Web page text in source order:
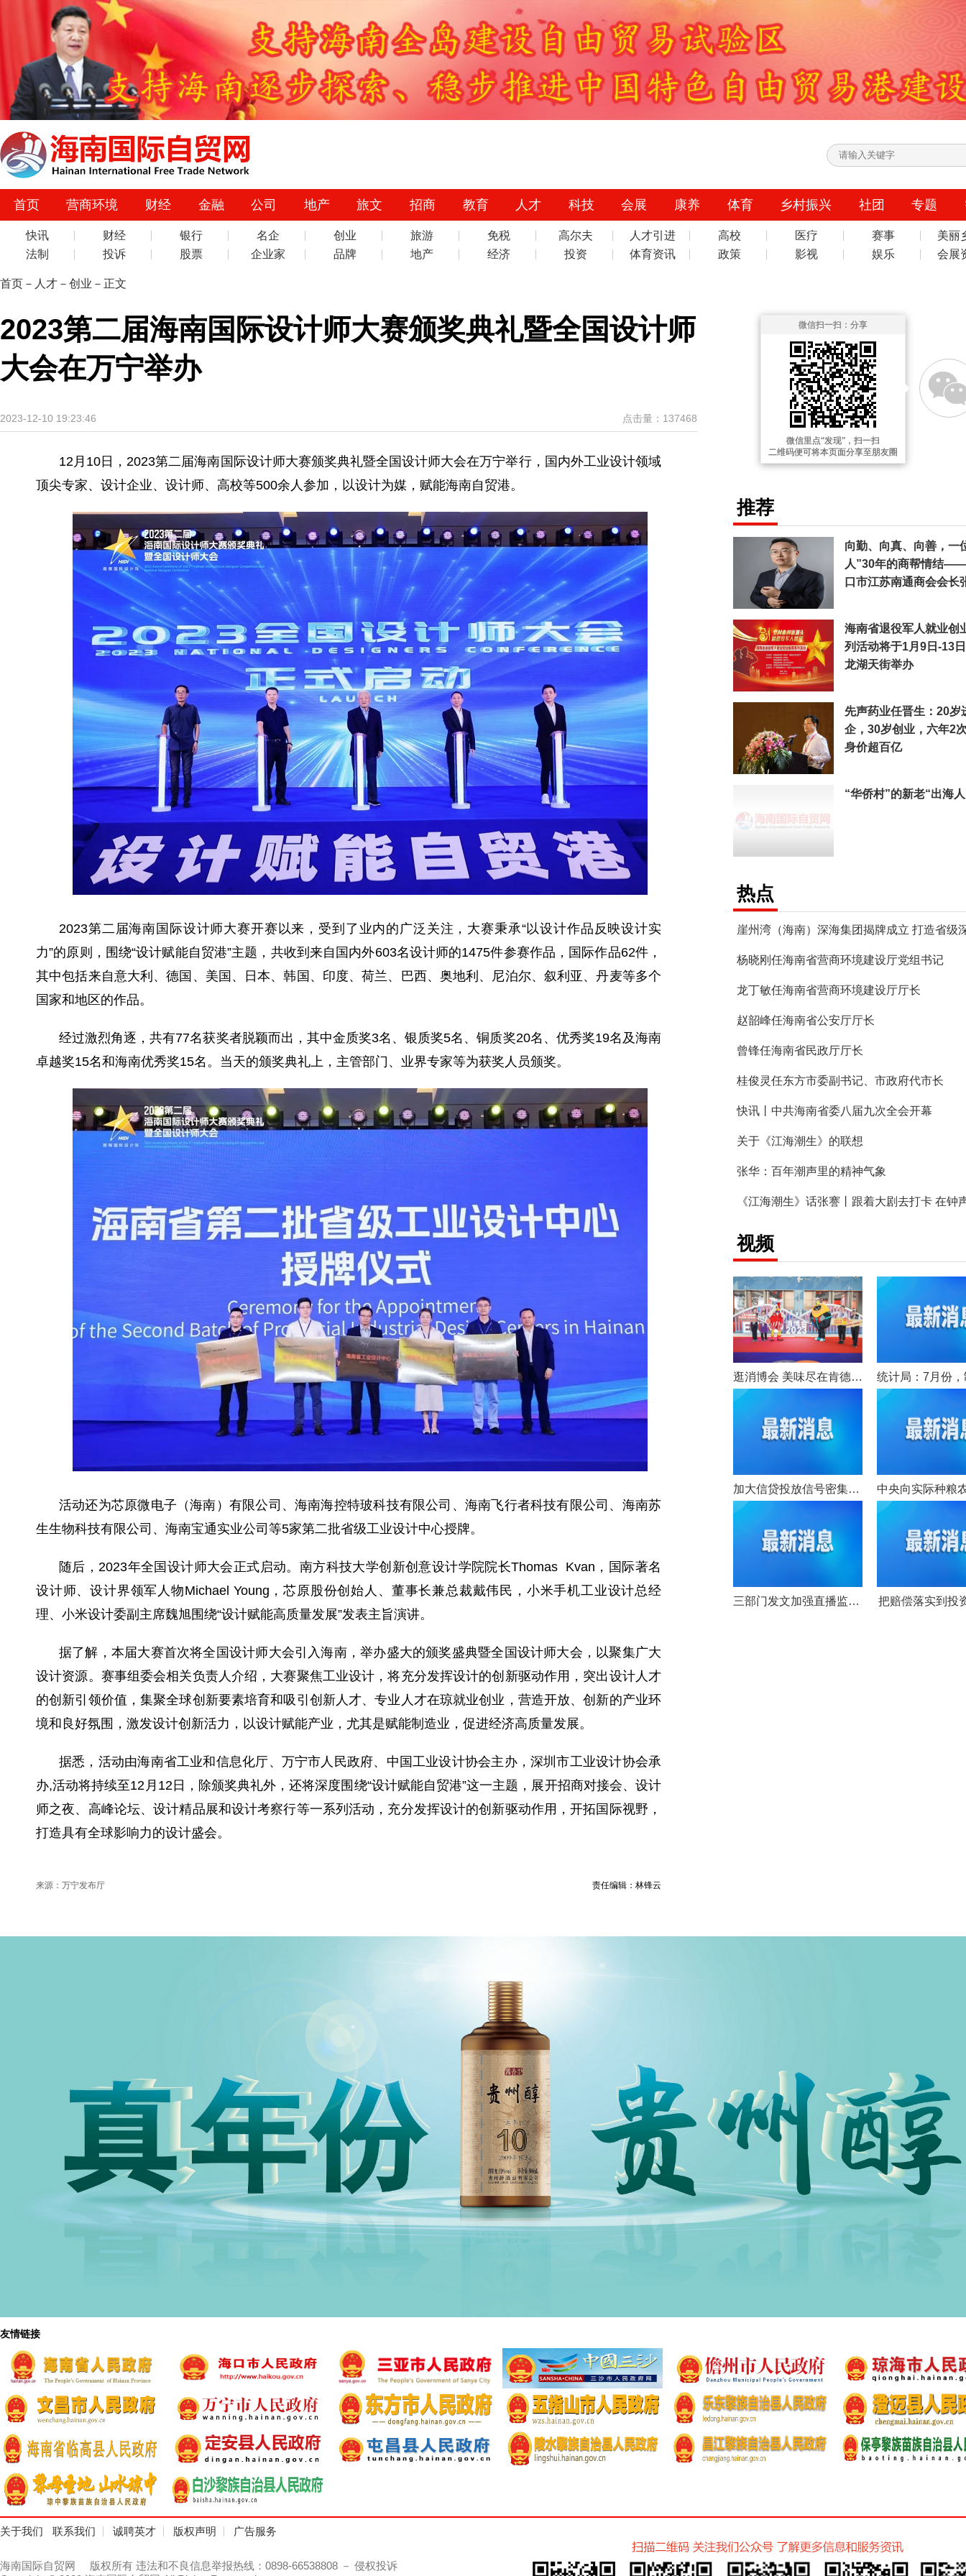
首页 营商环境 财经 金融 公司 地产 旅文 招商 教育 人才 科技 会展 康养 体育 乡村振兴 社团 专题
快讯 财经 银行 名企 创业 旅游 免税 高尔夫 人才引进 高校 医疗 赛事
美丽
法制
投诉 股票 企业家 品牌 地产 经济 投资 体育资讯 政策 影视 娱乐 会展
首页 － 人才 － 创业 －正文
2023第二届海南国际设计师大赛颁奖典礼暨全国设计师
大会在万宁举办
2023-12-10 19:23:46 点击量：137468
12月10日，2023第二届海南国际设计师大赛颁奖典礼暨全国设计师大会在万宁举行，国内外工业设计领域
顶尖专家、设计企业、设计师、高校等500余人参加，以设计为媒，赋能海南自贸港。
2023第二届海南国际设计师大赛开赛以来，受到了业内的广泛关注，大赛秉承“以设计作品反映设计实
力”的原则，围绕“设计赋能自贸港”主题，共收到来自国内外603名设计师的1475件参赛作品，国际作品62件，
其中包括来自意大利、德国、美国、日本、韩国、印度、荷兰、巴西、奥地利、尼泊尔、叙利亚、丹麦等多个
国家和地区的作品。
经过激烈角逐，共有77名获奖者脱颖而出，其中金质奖3名、银质奖5名、铜质奖20名、优秀奖19名及海南
卓越奖15名和海南优秀奖15名。当天的颁奖典礼上，主管部门、业界专家等为获奖人员颁奖。
活动还为芯原微电子（海南）有限公司、海南海控特玻科技有限公司、海南飞行者科技有限公司、海南苏
生生物科技有限公司、海南宝通实业公司等5家第二批省级工业设计中心授牌。
随后，2023年全国设计师大会正式启动。南方科技大学创新创意设计学院院长Thomas Kvan，国际著名
设计师、设计界领军人物Michael Young，芯原股份创始人、董事长兼总裁戴伟民，小米手机工业设计总经
理、小米设计委副主席魏旭围绕“设计赋能高质量发展”发表主旨演讲。
据了解，本届大赛首次将全国设计师大会引入海南，举办盛大的颁奖盛典暨全国设计师大会，以聚集广大
设计资源。赛事组委会相关负责人介绍，大赛聚焦工业设计，将充分发挥设计的创新驱动作用，突出设计人才
的创新引领价值，集聚全球创新要素培育和吸引创新人才、专业人才在琼就业创业，营造开放、创新的产业环
境和良好氛围，激发设计创新活力，以设计赋能产业，尤其是赋能制造业，促进经济高质量发展。
据悉，活动由海南省工业和信息化厅、万宁市人民政府、中国工业设计协会主办，深圳市工业设计协会承
办,活动将持续至12月12日，除颁奖典礼外，还将深度围绕“设计赋能自贸港”这一主题，展开招商对接会、设计
师之夜、高峰论坛、设计精品展和设计考察行等一系列活动，充分发挥设计的创新驱动作用，开拓国际视野，
打造具有全球影响力的设计盛会。
责任编辑：林锋云
来源：万宁发布厅
微信扫一扫：分享
微信里点“发现”，扫一扫
二维码便可将本页面分享至朋友圈
推荐
向勤、向真、向善，一
人”30年的商帮情结
口市江苏南通商会会长
海南省退役军人就业创
列活动将于1月9日-13
龙湖天街举办
先声药业任晋生：20岁
企，30岁创业，六年2
身价超百亿
“华侨村”的新老“出海
热点
杨晓刚任海南省营商环境建设厅党组书记
龙丁敏任海南省营商环境建设厅厅长
赵韶峰任海南省公安厅厅长
曾锋任海南省民政厅厅长
桂俊灵任东方市委副书记、市政府代市长
快讯丨中共海南省委八届九次全会开幕
关于《江海潮生》的联想
张华：百年潮声里的精神气象
视频
逛消博会 美味尽在肯德基&必胜客
加大信贷投放信号密集释放 业界预计5月份新增信贷环比上月大幅回升
三部门发文加强直播监管 平台有义务代扣代缴主播税款 把赔偿落实到投
友情链接
关于我们 联系我们 诚聘英才 版权声明 广告服务
海南国际自贸网
版权所有 违法和不良信息举报热线：0898-66538808 － 侵权投诉